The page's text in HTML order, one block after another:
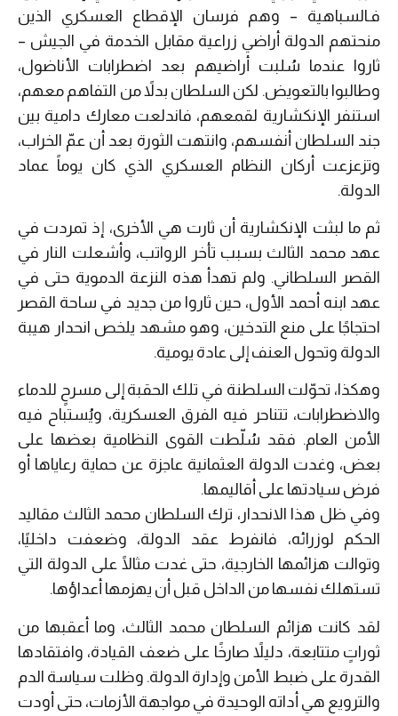
فـالسباهية – وهم فرسان الإقطاع العسكري الذين
منحتهم الدولة أراضي زراعية مقابل الخدمة في الجيش –
ثاروا عندما سُلبت أراضيهم بعد اضطرابات الأناضول،
وطالبوا بالتعويض. لكن السلطان بدلاً من التفاهم معهم،
استنفر الإنكشارية لقمعهم، فاندلعت معارك دامية بين
جند السلطان أنفسهم، وانتهت الثورة بعد أن عمّ الخراب،
وتزعزعت أركان النظام العسكري الذي كان يوماً عماد
الدولة.
ثم ما لبثت الإنكشارية أن ثارت هي الأخرى، إذ تمردت في
عهد محمد الثالث بسبب تأخر الرواتب، وأشعلت النار في
القصر السلطاني. ولم تهدأ هذه النزعة الدموية حتى في
عهد ابنه أحمد الأول، حين ثاروا من جديد في ساحة القصر
احتجاجًا على منع التدخين، وهو مشهد يلخص انحدار هيبة
الدولة وتحول العنف إلى عادة يومية.
وهكذا، تحوّلت السلطنة في تلك الحقبة إلى مسرحٍ للدماء
والاضطرابات، تتناحر فيه الفرق العسكرية، ويُستباح فيه
الأمن العام. فقد سُلّطت القوى النظامية بعضها على
بعض، وغدت الدولة العثمانية عاجزة عن حماية رعاياها أو
فرض سيادتها على أقاليمها.
وفي ظل هذا الانحدار، ترك السلطان محمد الثالث مقاليد
الحكم لوزرائه، فانفرط عقد الدولة، وضعفت داخليًا،
وتوالت هزائمها الخارجية، حتى غدت مثالًا على الدولة التي
تستهلك نفسها من الداخل قبل أن يهزمها أعداؤها.
لقد كانت هزائم السلطان محمد الثالث، وما أعقبها من
ثوراتٍ متتابعة، دليلاً صارخًا على ضعف القيادة، وافتقادها
القدرة على ضبط الأمن وإدارة الدولة. وظلت سياسة الدم
والترويع هي أداته الوحيدة في مواجهة الأزمات، حتى أودت